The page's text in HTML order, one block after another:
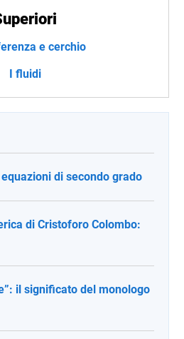
e cerchio
I fluidi
di secondo grado
di Cristoforo Colombo:
il significato del monologo